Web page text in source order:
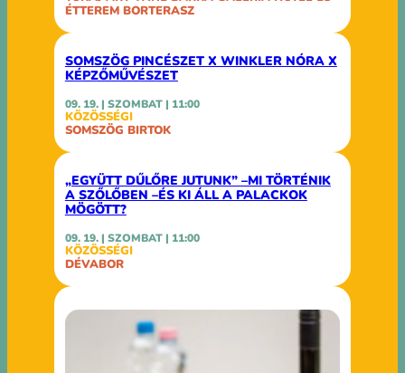
ÉTTEREM BORTERASZ
SOMSZÖG PINCÉSZET X WINKLER NÓRA X
KÉPZŐMŰVÉSZET
09. 19. | SZOMBAT | 11:00
KÖZÖSSÉGI
SOMSZÖG BIRTOK
„EGYÜTT DŰLŐRE JUTUNK” –MI TÖRTÉNIK
A SZŐLŐBEN –ÉS KI ÁLL A PALACKOK
MÖGÖTT?
09. 19. | SZOMBAT | 11:00
KÖZÖSSÉGI
DÉVABOR